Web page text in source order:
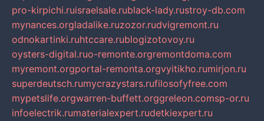
pro-kirpichi.ruisraelsale.rublack-lady.rustroy-db.com
mynances.orgladalike.ruzozor.rudvigremont.ru
odnokartinki.ruhtccare.rublogizotovoy.ru
oysters-digital.ruo-remonte.orgremontdoma.com
myremont.orgportal-remonta.orgvyitikho.rumirjon.ru
superdeutsch.rumycrazystars.rufilosofyfree.com
mypetslife.orgwarren-buffett.orggreleon.comsp-or.ru
infoelectrik.rumaterialexpert.rudetkiexpert.ru